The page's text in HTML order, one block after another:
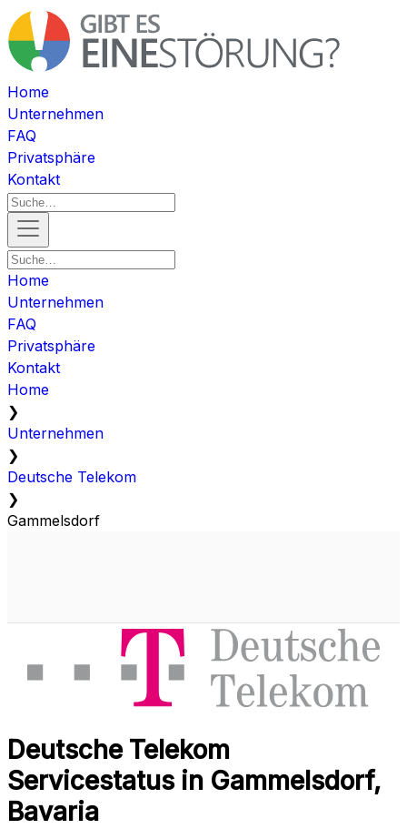
Home
Unternehmen
FAQ
Privatsphäre
Kontakt
Home
Unternehmen
FAQ
Privatsphäre
Kontakt
Home
❯
Unternehmen
❯
Deutsche Telekom
❯
Gammelsdorf
Deutsche Telekom
Servicestatus in Gammelsdorf,
Bavaria